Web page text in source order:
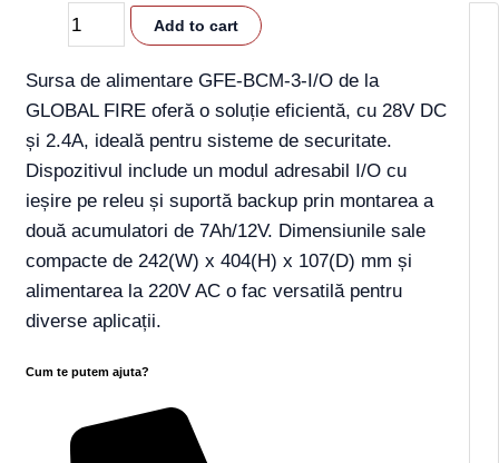
Add to cart
Sursa de alimentare GFE-BCM-3-I/O de la
GLOBAL FIRE oferă o soluție eficientă, cu 28V DC
și 2.4A, ideală pentru sisteme de securitate.
Dispozitivul include un modul adresabil I/O cu
ieșire pe releu și suportă backup prin montarea a
două acumulatori de 7Ah/12V. Dimensiunile sale
compacte de 242(W) x 404(H) x 107(D) mm și
alimentarea la 220V AC o fac versatilă pentru
diverse aplicații.
Cum te putem ajuta?